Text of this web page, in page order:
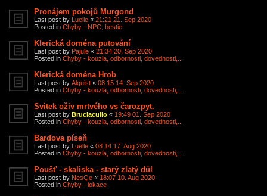
Pronájem pokojů Murgond
Last post by Luelle « 21:21 21. Sep 2020
Posted in Chyby - NPC, bestie
Klerická doména putování
Last post by Pajule « 21:34 20. Sep 2020
Posted in Chyby - kouzla, odbornosti, dovednosti,...
Klerická doména Hrob
Last post by Alquist « 08:15 14. Sep 2020
Posted in Chyby - kouzla, odbornosti, dovednosti,...
Svitek oživ mrtvého vs čarozpyt.
Last post by Bruciacullo « 19:49 01. Sep 2020
Posted in Chyby - kouzla, odbornosti, dovednosti,...
Bardova píseň
Last post by Luelle « 08:14 17. Aug 2020
Posted in Chyby - kouzla, odbornosti, dovednosti,...
Poušť - skaliska - starý zlatý důl
Last post by NesQe « 18:07 10. Aug 2020
Posted in Chyby - lokace